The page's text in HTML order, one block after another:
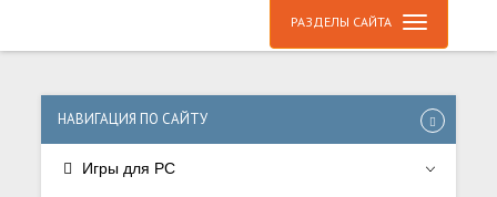
РАЗДЕЛЫ САЙТА
НАВИГАЦИЯ ПО САЙТУ
Игры для PC